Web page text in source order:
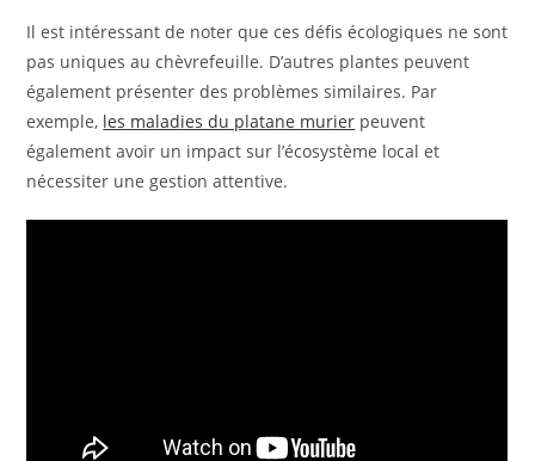
Il est intéressant de noter que ces défis écologiques ne sont
pas uniques au chèvrefeuille. D’autres plantes peuvent
également présenter des problèmes similaires. Par
exemple, les maladies du platane murier peuvent
également avoir un impact sur l’écosystème local et
nécessiter une gestion attentive.